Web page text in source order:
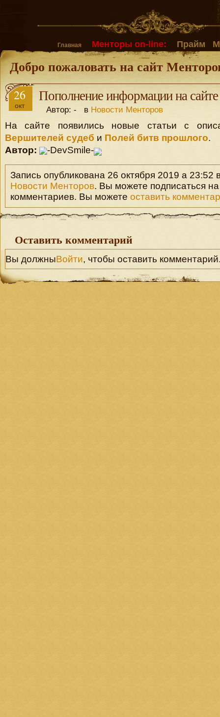
Главная Менторы on-line: Прайм
Добро пожаловать на сайт
26
окт
Пополнение информации на сайте
Автор: - в Новости Менторов
На сайте появились новые статьи с
Вершителей судеб и Полей битв прошлого.
Автор:
-DevSmile-
Запись опубликована 26 октября 2019 а 23:52
Новости Менторов. Вы можете подписаться
комментариев. Вы можете оставить
Оставить комментарий
Вы должныВойти, чтобы оставить